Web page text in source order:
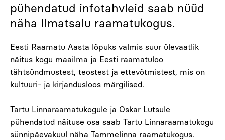
pühendatud infotahvleid saab nüüd
näha Ilmatsalu raamatukogus.
Eesti Raamatu Aasta lõpuks valmis suur ülevaatlik
näitus kogu maailma ja Eesti raamatuloo
tähtsündmustest, teostest ja ettevõtmistest, mis on
kultuuri- ja kirjandusloos märgilised.
Tartu Linnaraamatukogule ja Oskar Lutsule
pühendatud näituse osa saab Tartu Linnaraamatukogu
sünnipäevakuul näha Tammelinna raamatukogus.